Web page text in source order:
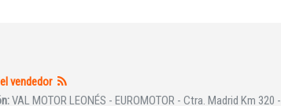
vendedor
VAL MOTOR LEONÉS - EUROMOTOR - Ctra. Madrid Km